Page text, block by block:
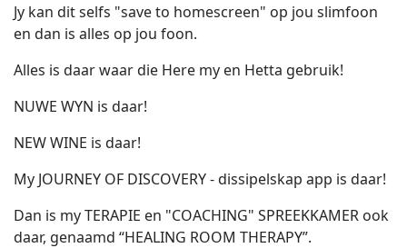
Jy kan dit selfs "save to homescreen" op jou slimfoon
en dan is alles op jou foon.
Alles is daar waar die Here my en Hetta gebruik!
NUWE WYN is daar!
NEW WINE is daar!
My JOURNEY OF DISCOVERY - dissipelskap app is daar!
Dan is my TERAPIE en "COACHING" SPREEKKAMER ook
daar, genaamd “HEALING ROOM THERAPY”.